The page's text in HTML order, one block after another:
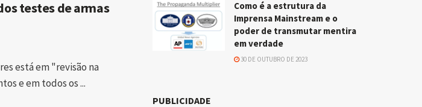
testes de armas
está em "revisão na
e em todos os ...
Como é a estrutura da
Imprensa Mainstream e o
poder de transmutar mentira
em verdade
30 DE OUTUBRO DE 2023
PUBLICIDADE